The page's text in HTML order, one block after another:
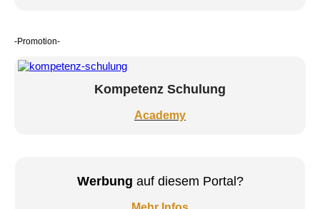
-Promotion-
Kompetenz Schulung
Academy
Werbung auf diesem Portal?